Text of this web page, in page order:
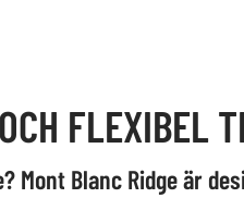
FLEXIBEL
Blanc Ridge är